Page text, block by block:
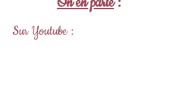
Sur Youtube :